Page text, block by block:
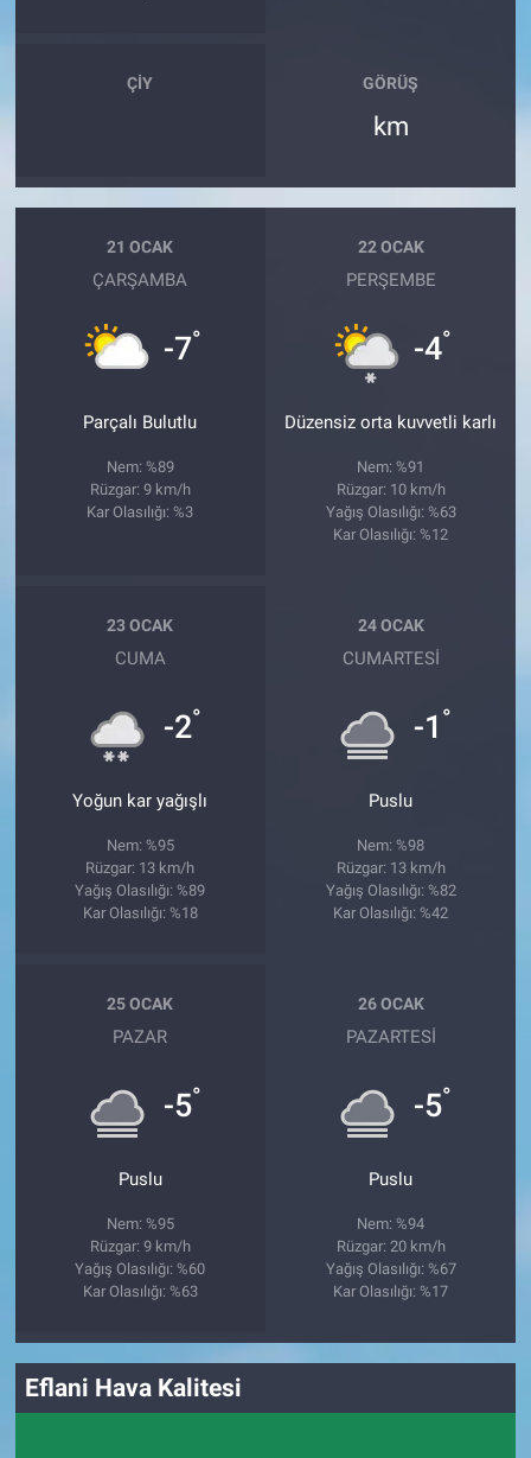
ÇIY GÖRÜŞ
km
21 OCAK
ÇARŞAMBA
-7°
Parçalı Bulutlu
Nem: %89
Rüzgar: 9 km/h
Kar Olasılığı: %3
22 OCAK
PERŞEMBE
-4°
Düzensiz orta kuvvetli karlı
Nem: %91
Rüzgar: 10 km/h
Yağış Olasılığı: %63
Kar Olasılığı: %12
23 OCAK
CUMA
-2°
Yoğun kar yağışlı
Nem: %95
Rüzgar: 13 km/h
Yağış Olasılığı: %89
Kar Olasılığı: %18
24 OCAK
CUMARTESI
-1 °
Puslu
Nem: %98
Rüzgar: 13 km/h
Yağış Olasılığı: %82
Kar Olasılığı: %42
25 OCAK
PAZAR
-5°
Puslu
Nem: %95
Rüzgar: 9 km/h
Yağış Olasılığı: %60
Kar Olasılığı: %63
26 OCAK
PAZARTESI
-5°
Puslu
Nem: %94
Rüzgar: 20 km/h
Yağış Olasılığı: %67
Kar Olasılığı: %17
Eflani Hava Kalitesi